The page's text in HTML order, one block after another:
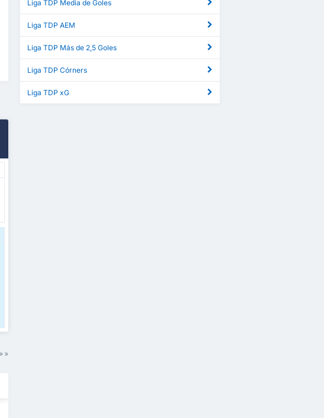
Liga TDP Media de Goles
Liga TDP AEM
Liga TDP Más de 2,5 Goles
Liga TDP Córners
Liga TDP xG